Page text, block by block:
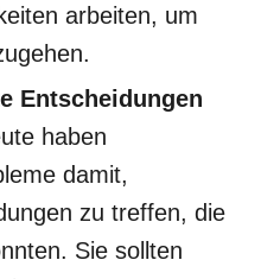
arbeiten, um
Entscheidungen
haben
damit,
zu treffen, die
Sie sollten